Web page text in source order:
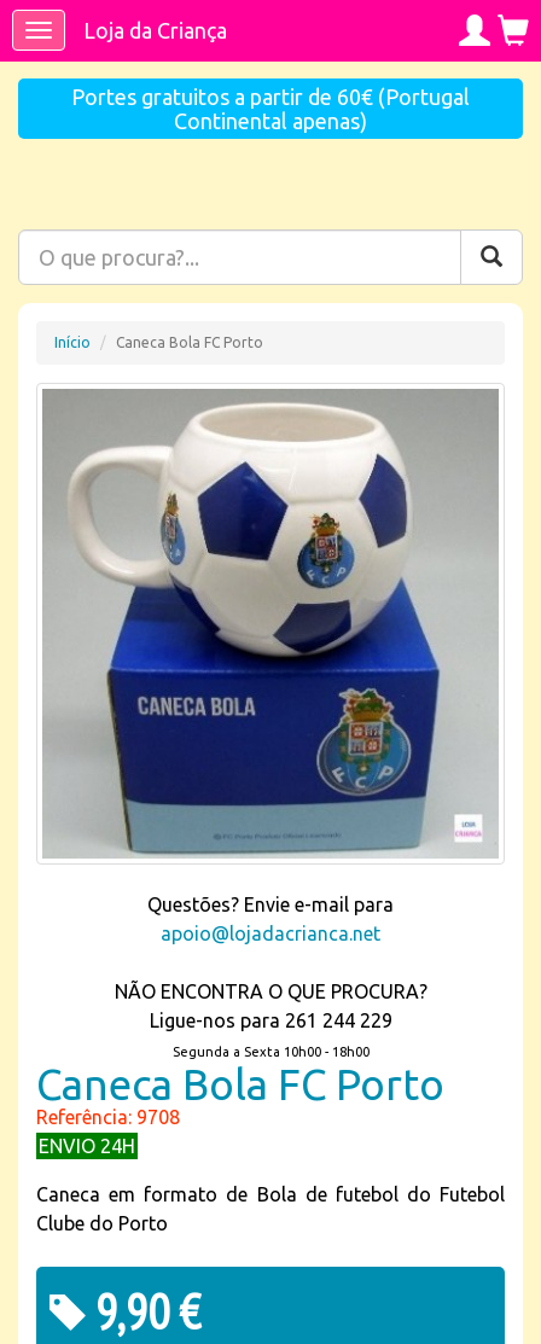
ToggleLoja da Criança
Portes gratuitos a partir de 60€ (Portugal
Continental apenas)
Início Caneca Bola FC Porto
Questões? Envie e-mail para
apoio@lojadacrianca.net
NÃO ENCONTRA O QUE PROCURA?
Ligue-nos para 261 244 229
Segunda a Sexta 10h00 - 18h00
Caneca Bola FC Porto
Referência: 9708
ENVIO 24H
Caneca em formato de Bola de futebol do Futebol
Clube do Porto
9,90 €